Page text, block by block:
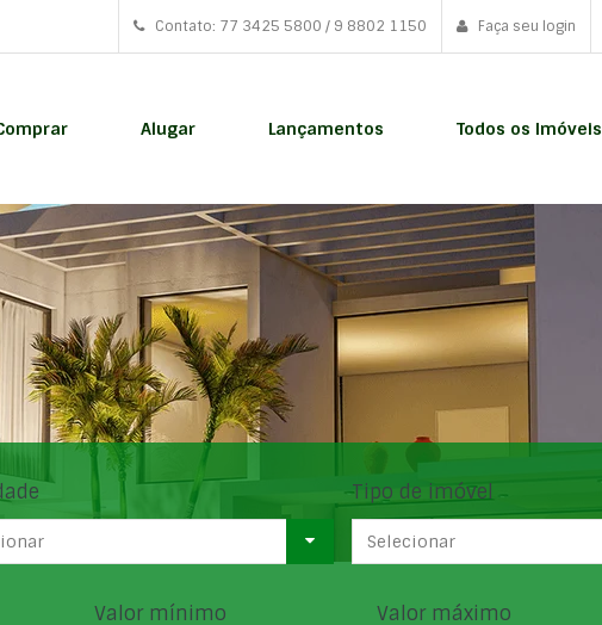
Contato: 77 3425 5800 / 9 8802 1150 Faça seu login
Alugar Lançamentos Todos os Imóveis
Tipo de imóvel
Selecionar
Valor mínimo Valor máximo